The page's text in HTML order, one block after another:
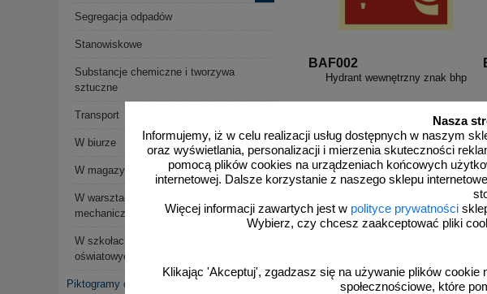
Nasza
Informujemy, iż w celu realizacji usług dostępnych w naszym
oraz wyświetlania, personalizacji i mierzenia skuteczności
pomocą plików cookies na urządzeniach końcowych
internetowej. Dalsze korzystanie z naszego sklepu
Więcej informacji zawartych jest w polityce prywatności
Wybierz, czy chcesz zaakceptować pliki
Klikając 'Akceptuj', zgadzasz się na używanie plików cookie
społecznościowe, które
Segregacja odpadów
Stanowiskowe
Substancje chemiczne i tworzywa
sztuczne
Transport
W biurze
W magazynie
W warsztacie samochodowym i
mechanicznym
W szkołach, placówkach
oświatowych i publicznych
Piktogramy chemiczne CLP, GHS
BAF002
Hydrant wewnętrzny znak bhp
od 1,93 zł
1,57 zł netto
do koszyka